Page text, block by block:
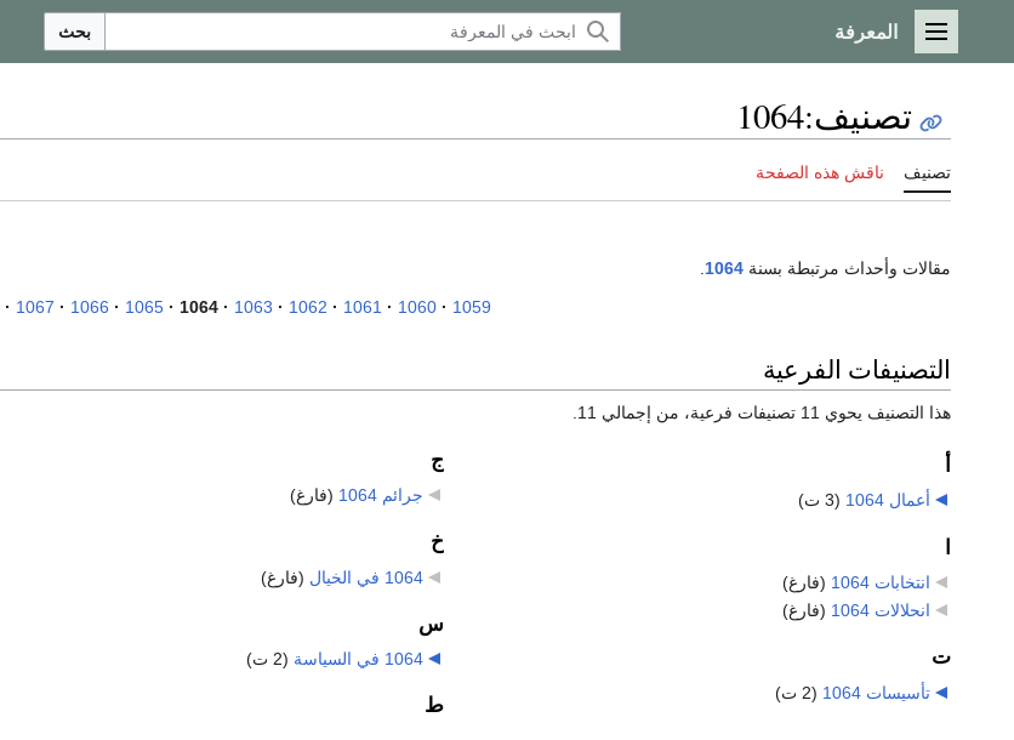
القائمة الرئيسية
المعرفة بحث
تصنيف:
1064
تصنيف ناقش هذه الصفحة
مقالات وأحداث مرتبطة بسنة 1064
1059
1060
1061
1062
1063
1064
1065
1066
1067
التصنيفات الفرعية
هذا التصنيف يحوي 11 تصنيفات فرعية، من إجمالي 11.
أعمال 1064 (3 ت)
انتخابات 1064
(فارغ)
انحلالات 1064
(فارغ)
ت
تأسيسات 1064 (2 ت)
ج
جرائم 1064 (فارغ)
خ
1064 في الخيال (فارغ)
س
1064 في السياسة (2 ت)
ط